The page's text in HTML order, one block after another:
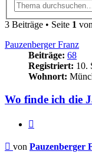
3 Beiträge • Seite 1 von
Pauzenberger Franz
Beiträge: 68
Registriert: 10.
Wohnort:
Wo finde ich die
Beitrag
von Pauzenberger